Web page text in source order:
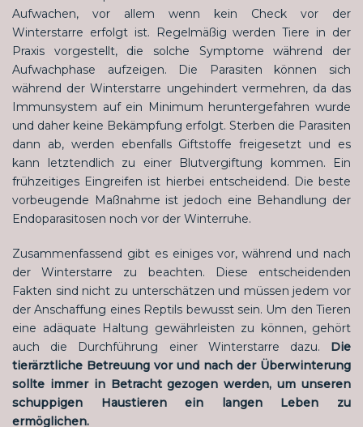
Aufwachen, vor allem wenn kein Check vor der
Winterstarre erfolgt ist. Regelmäßig werden Tiere in der
Praxis vorgestellt, die solche Symptome während der
Aufwachphase aufzeigen. Die Parasiten können sich
während der Winterstarre ungehindert vermehren, da das
Immunsystem auf ein Minimum heruntergefahren wurde
und daher keine Bekämpfung erfolgt. Sterben die Parasiten
dann ab, werden ebenfalls Giftstoffe freigesetzt und es
kann letztendlich zu einer Blutvergiftung kommen. Ein
frühzeitiges Eingreifen ist hierbei entscheidend. Die beste
vorbeugende Maßnahme ist jedoch eine Behandlung der
Endoparasitosen noch vor der Winterruhe.
Zusammenfassend gibt es einiges vor, während und nach
der Winterstarre zu beachten. Diese entscheidenden
Fakten sind nicht zu unterschätzen und müssen jedem vor
der Anschaffung eines Reptils bewusst sein. Um den Tieren
eine adäquate Haltung gewährleisten zu können, gehört
auch die Durchführung einer Winterstarre dazu. Die
tierärztliche Betreuung vor und nach der Überwinterung
sollte immer in Betracht gezogen werden, um unseren
schuppigen Haustieren ein langen Leben zu
ermöglichen.